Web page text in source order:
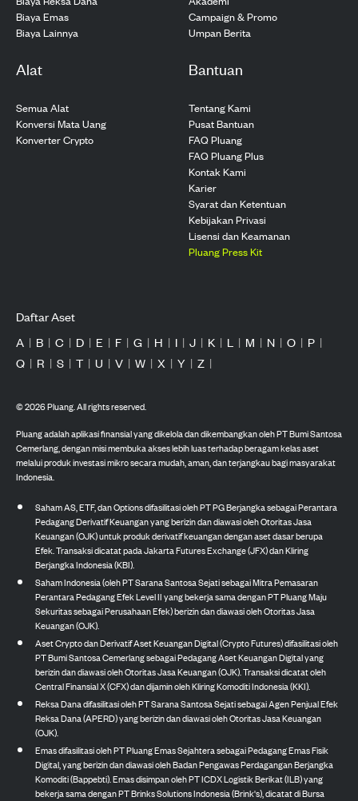
Biaya Emas
Biaya Lainnya
Campaign & Promo
Umpan Berita
Alat
Semua Alat
Konversi Mata Uang
Konverter Crypto
Bantuan
Tentang Kami
Pusat Bantuan
FAQ Pluang
FAQ Pluang Plus
Kontak Kami
Karier
Syarat dan Ketentuan
Kebijakan Privasi
Lisensi dan Keamanan
Pluang Press Kit
Daftar Aset
A | B | C | D | E | F | G | H | I | J | K | L | M | N | O | P |
Q | R | S | T | U | V | W | X | Y | Z |
©2026Pluang. All rights reserved.
Pluang adalah aplikasi finansial yang dikelola dan dikembangkan oleh PT Bumi Santosa
Cemerlang, dengan misi membuka akses lebih luas terhadap beragam kelas aset
melalui produk investasi mikro secara mudah, aman, dan terjangkau bagi masyarakat
Indonesia.
Saham AS, ETF, dan Options difasilitasi oleh PT PG Berjangka sebagai Perantara
Pedagang Derivatif Keuangan yang berizin dan diawasi oleh Otoritas Jasa
Keuangan (OJK) untuk produk derivatif keuangan dengan aset dasar berupa
Efek. Transaksi dicatat pada Jakarta Futures Exchange (JFX) dan Kliring
Berjangka Indonesia (KBI).
Saham Indonesia (oleh PT Sarana Santosa Sejati sebagai Mitra Pemasaran
Perantara Pedagang Efek Level II yang bekerja sama dengan PT Pluang Maju
Sekuritas sebagai Perusahaan Efek) berizin dan diawasi oleh Otoritas Jasa
Keuangan (OJK).
Aset Crypto dan Derivatif Aset Keuangan Digital (Crypto Futures) difasilitasi oleh
PT Bumi Santosa Cemerlang sebagai Pedagang Aset Keuangan Digital yang
berizin dan diawasi oleh Otoritas Jasa Keuangan (OJK). Transaksi dicatat oleh
Central Finansial X (CFX) dan dijamin oleh Kliring Komoditi Indonesia (KKI).
Reksa Dana difasilitasi oleh PT Sarana Santosa Sejati sebagai Agen Penjual Efek
Reksa Dana (APERD) yang berizin dan diawasi oleh Otoritas Jasa Keuangan
(OJK).
Emas difasilitasi oleh PT Pluang Emas Sejahtera sebagai Pedagang Emas Fisik
Digital, yang berizin dan diawasi oleh Badan Pengawas Perdagangan Berjangka
Komoditi (Bappebti). Emas disimpan oleh PT ICDX Logistik Berikat (ILB) yang
bekerja sama dengan PT Brinks Solutions Indonesia (Brink's), dicatat di Bursa